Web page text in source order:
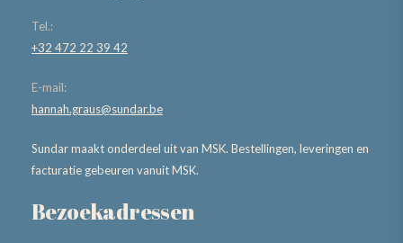
Tel.:
+32 472 22 39 42
E-mail:
hannah.graus@sundar.be
Sundar maakt onderdeel uit van MSK. Bestellingen, leveringen en
facturatie gebeuren vanuit MSK.
Bezoekadressen